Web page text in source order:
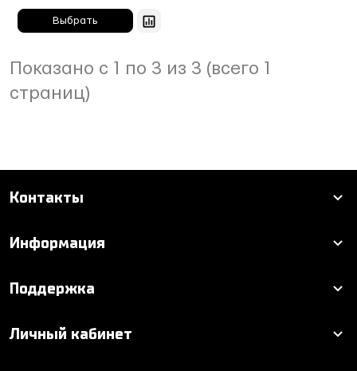
Показано с 1 по 3 из 3 (всего 1
страниц)
Контакты
Информация
Поддержка
Личный кабинет